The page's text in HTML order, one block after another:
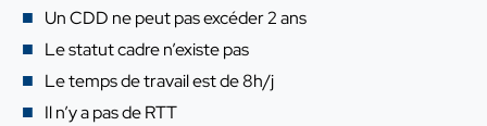
Un CDD ne peut pas excéder 2 ans
Le statut cadre n’existe pas
Le temps de travail est de 8h/j
Il n’y a pas de RTT